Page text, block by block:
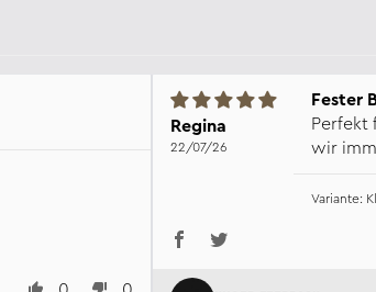
Regina
22/07/26
Fester
Perfekt
wir